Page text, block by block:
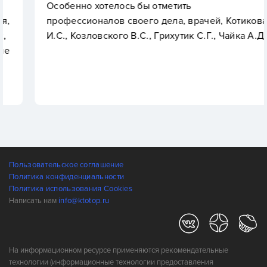
Особенно хотелось бы отметить
профессионалов своего дела, врачей, Котикова
И.С., Козловского В.С., Грихутик С.Г., Чайка А.Д.
Пользовательское соглашение
Политика конфиденциальности
Политика использования Cookies
Написать нам info@ktotop.ru
На информационном ресурсе применяются рекомендательные
технологии (информационные технологии предоставления